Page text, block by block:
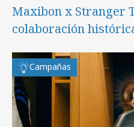
Maxibon x Stranger
colaboración
Campañas